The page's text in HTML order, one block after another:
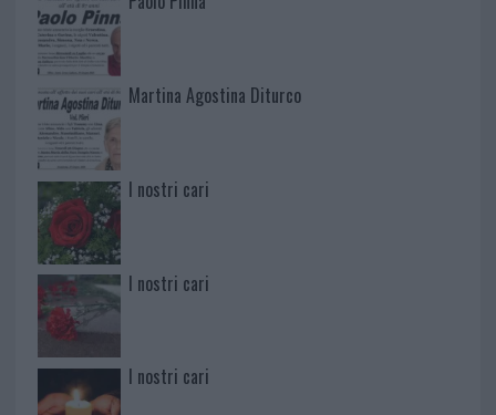
Martina Agostina Diturco
I nostri cari
I nostri cari
I nostri cari